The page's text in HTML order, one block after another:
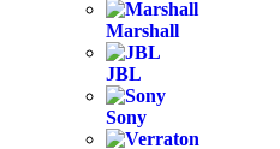
Marshall
JBL
Sony